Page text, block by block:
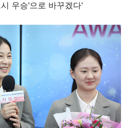
우승'으로 바꾸겠다'